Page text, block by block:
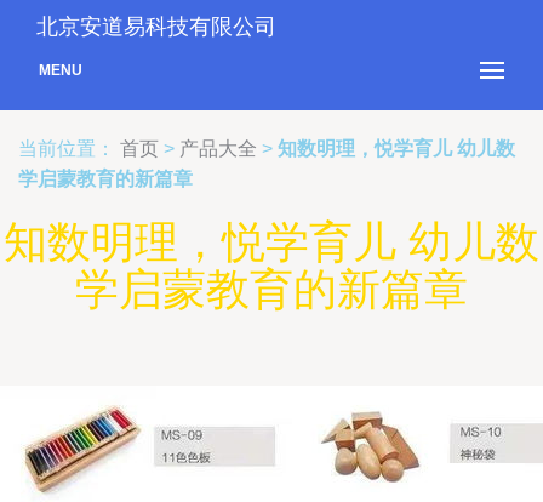
北京安道易科技有限公司
MENU
当前位置： 首页 > 产品大全 > 知数明理，悦学育儿 幼儿数
学启蒙教育的新篇章
知数明理，悦学育儿 幼儿数
学启蒙教育的新篇章